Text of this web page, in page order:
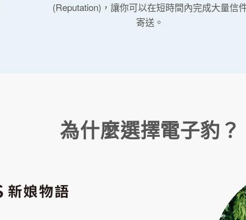
(Reputation)，讓你可以在短時間內完成大量信
寄送。
為什麼選擇電子豹？